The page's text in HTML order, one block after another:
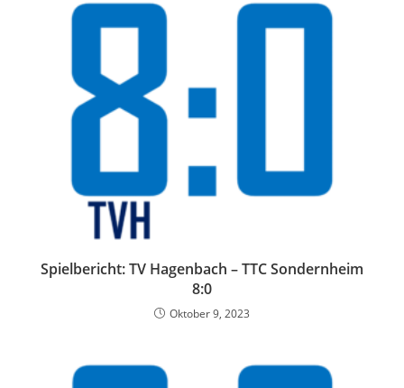
Spielbericht: TV Hagenbach – TTC Sondernheim
8:0
Oktober 9, 2023